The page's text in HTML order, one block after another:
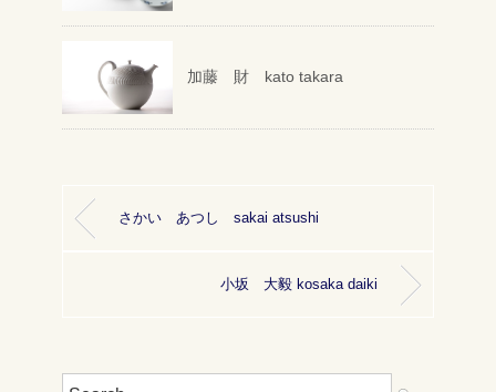
加藤 財 kato takara
さかい あつし sakai atsushi
小坂 大毅 kosaka daiki